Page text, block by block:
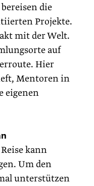
die
Projekte.
mit der Welt.
auf
Hier
Mentoren in
eigenen
kann
Um den
unterstützen